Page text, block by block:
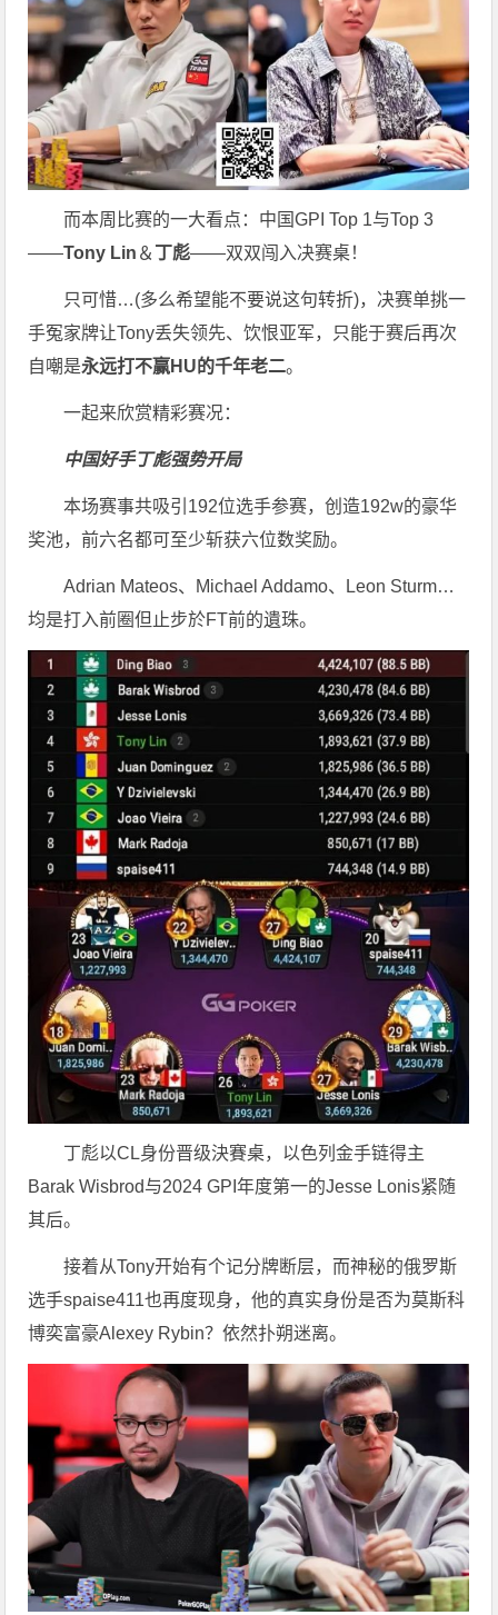
而本周比赛的一大看点：中国GPI Top 1与Top 3
——Tony Lin ＆ 丁彪——双双闯入决赛桌！
只可惜…(多么希望能不要说这句转折)，决赛单挑一
手冤家牌让Tony丢失领先、饮恨亚军，只能于赛后再次
自嘲是永远打不赢HU的千年老二。
一起来欣赏精彩赛况：
中国好手丁彪强势开局
本场赛事共吸引192位选手参赛，创造192w的豪华
奖池，前六名都可至少斩获六位数奖励。
Adrian Mateos、Michael Addamo、Leon Sturm…
均是打入前圈但止步於FT前的遺珠。
丁彪以CL身份晋级決賽桌，以色列金手链得主
Barak Wisbrod与2024 GPI年度第一的Jesse Lonis紧随
其后。
接着从Tony开始有个记分牌断层，而神秘的俄罗斯
选手spaise411也再度现身，他的真实身份是否为莫斯科
博奕富豪Alexey Rybin？依然扑朔迷离。